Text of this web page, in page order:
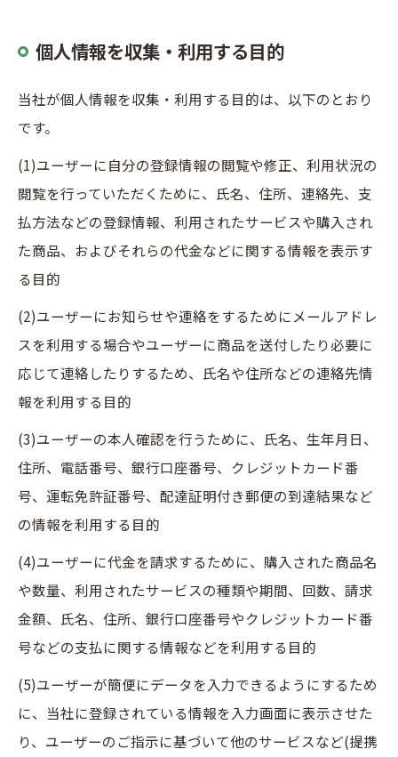
個人情報を収集・利用する目的
当社が個人情報を収集・利用する目的は、以下のとおり
です。
(1)ユーザーに自分の登録情報の閲覧や修正、利用状況の
閲覧を行っていただくために、氏名、住所、連絡先、支
払方法などの登録情報、利用されたサービスや購入され
た商品、およびそれらの代金などに関する情報を表示す
る目的
(2)ユーザーにお知らせや連絡をするためにメールアドレ
スを利用する場合やユーザーに商品を送付したり必要に
応じて連絡したりするため、氏名や住所などの連絡先情
報を利用する目的
(3)ユーザーの本人確認を行うために、氏名、生年月日、
住所、電話番号、銀行口座番号、クレジットカード番
号、運転免許証番号、配達証明付き郵便の到達結果など
の情報を利用する目的
(4)ユーザーに代金を請求するために、購入された商品名
や数量、利用されたサービスの種類や期間、回数、請求
金額、氏名、住所、銀行口座番号やクレジットカード番
号などの支払に関する情報などを利用する目的
(5)ユーザーが簡便にデータを入力できるようにするため
に、当社に登録されている情報を入力画面に表示させた
り、ユーザーのご指示に基づいて他のサービスなど(提携